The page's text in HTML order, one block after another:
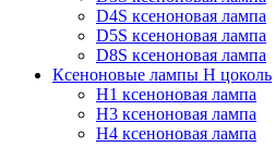
D4S ксеноновая лампа
D5S ксеноновая лампа
D8S ксеноновая лампа
Ксеноновые лампы Н цоколь
H1 ксеноновая лампа
H3 ксеноновая лампа
H4 ксеноновая лампа